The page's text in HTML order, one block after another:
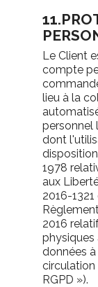
Le Client
compte
lieu à la
personnel
dont
1978
aux
2016-
2016
physiques
données
circulation
RGPD »).